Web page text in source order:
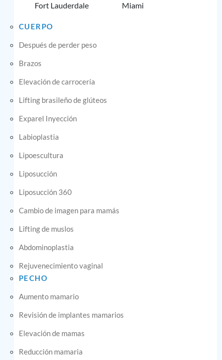
Fort Lauderdale Miami
CUERPO
Después de perder peso
Brazos
Elevación de carrocería
Lifting brasileño de glúteos
Exparel Inyección
Labioplastia
Lipoescultura
Liposucción
Liposucción 360
Cambio de imagen para mamás
Lifting de muslos
Abdominoplastia
Rejuvenecimiento vaginal
PECHO
Aumento mamario
Revisión de implantes mamarios
Elevación de mamas
Reducción mamaria